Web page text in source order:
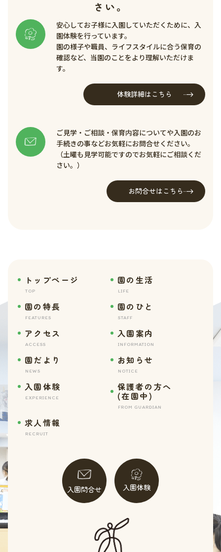
さい。
安心してお子様に入園していただくために、入
園体験を行っています。
園の様子や職員、ライフスタイルに合う保育の
確認など、当園のことをより理解いただけま
す。
体験詳細はこちら
ご見学・ご相談・保育内容についてや入園のお
手続きの事などお気軽にお問合せください。
（土曜も見学可能ですのでお気軽にご相談くだ
さい。）
お問合せはこちら
トップページ
TOP
園の生活
LIFE
園の特長
FEATURES
園のひと
STAFF
アクセス
ACCESS
入園案内
INFORMATION
園だより
NEWS
お知らせ
NOTICE
入園体験
EXPERIENCE
保護者の方へ
(在園中)
FROM GUARDIAN
求人情報
RECRUIT
入園問合せ 入園体験